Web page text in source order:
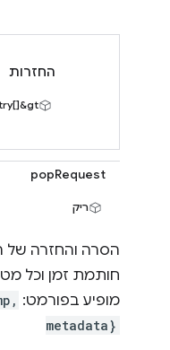
החזרות
popRequest
ריק
הסרה והחזרה של
חותמת זמן וכל
מופיע בפורמט:
metadata}